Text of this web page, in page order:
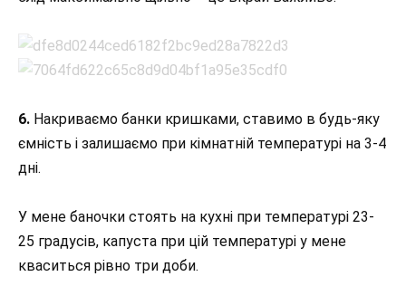
6. Накриваємо банки кришками, ставимо в будь-яку
ємність і залишаємо при кімнатній температурі на 3-4
дні.
У мене баночки стоять на кухні при температурі 23-
25 градусів, капуста при цій температурі у мене
кваситься рівно три доби.